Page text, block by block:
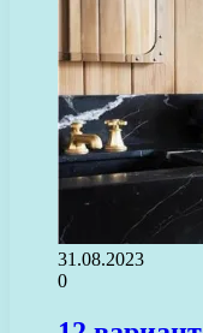
31.08.2023
0